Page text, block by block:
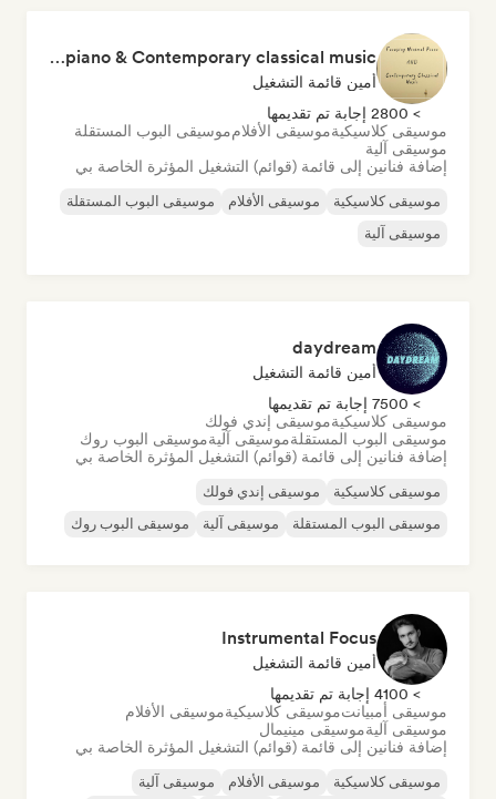
Focusing Minimal piano & Contemporary classical music
أمين قائمة التشغيل
> 2800 إجابة تم تقديمها
موسيقى كلاسيكيةموسيقى الأفلامموسيقى البوب المستقلة
موسيقى آلية
إضافة فنانين إلى قائمة (قوائم) التشغيل المؤثرة الخاصة بي
موسيقى كلاسيكية موسيقى الأفلام
موسيقى البوب المستقلة
موسيقى آلية
daydream
أمين قائمة التشغيل
> 7500 إجابة تم تقديمها
موسيقى كلاسيكيةموسيقى إندي فولك
موسيقى البوب المستقلةموسيقى آليةموسيقى البوب روك
إضافة فنانين إلى قائمة (قوائم) التشغيل المؤثرة الخاصة بي
موسيقى كلاسيكية
موسيقى إندي فولك
موسيقى البوب المستقلة
موسيقى آلية موسيقى البوب روك
Instrumental Focus
أمين قائمة التشغيل
> 4100 إجابة تم تقديمها
موسيقى أمبيانتموسيقى كلاسيكيةموسيقى الأفلام
موسيقى آليةموسيقى مينيمال
إضافة فنانين إلى قائمة (قوائم) التشغيل المؤثرة الخاصة بي
موسيقى كلاسيكية موسيقى الأفلام
موسيقى آلية